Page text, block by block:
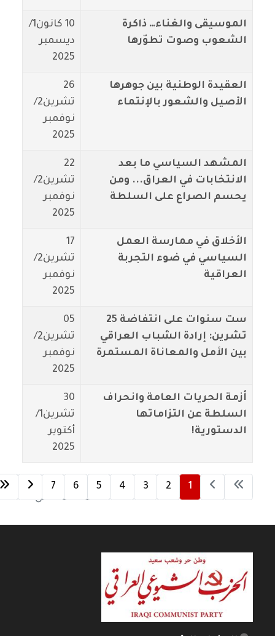
الموسيقى والغناء… ذاكرة
الشعوب وصوت تطوّرها
10 كانون1/
ديسمبر
2025
العقيدة الوطنية بين جوهرها
الأصيل والشعور بالإنتماء
26
تشرين2/
نوفمبر
2025
المشهد السياسي ما بعد
الانتخابات في العراق... ومن
يحسم الصراع على السلطة
22
تشرين2/
نوفمبر
2025
الأخلاق في ممارسة العمل
السياسي في ضوء التجربة
العراقية
17
تشرين2/
نوفمبر
2025
ست سنوات على انتفاضة 25
تشرين: إرادة الشباب العراقي
بين الأمل والمعاناة المستمرة
05
تشرين2/
نوفمبر
2025
أزمة الحريات العامة وانحراف
السلطة عن التزاماتها
الدستورية!
30
تشرين1/
أكتوير
2025
الصفحة 1 من 7
1
2
3
4
5
6
7